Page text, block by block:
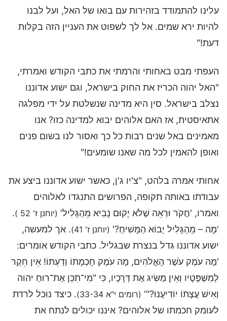
עלינו להתמודד בזהירות עם בואו של האל, ועל לבנו
להיות ירא שמים. אל לך לשפוט את העניין הזה בקלות
דעת!"
העפתי מבט באחותי והרמתי את כתבי הקודש ואמרתי,
"האל יהוה הכריז את החוק בישראל, וגם ישוע אדוננו
נצלב בישראל. סין היא מדינה שנשלטת על ידי מפלגה
אתאיסטית, אז האם אלוהים יבוא למדינה כזו? אנו
מאמינים באל שנים רבות כל כך ואסור לנו בשום פנים
ואופן להאמין לכל מה שאנו שומעים!"
אחותי אמרה בלהט, "צ'יו ג'ן, כאשר ישוע אדוננו ביצע את
עבודתו באותה תקופה, הפרושים התנגדו לאלוהים
ואמרו, 'חֲקֺר וּרְאֵה שֶׁלֹּא יָקוּם נָבִיא מֵהַגָּלִיל' (יוחנן ז' 52 )
.
'מָה – מֵהַגָּלִיל יָבוֹא הַמָּשִׁיחַ?' (יוחנן ז' 41)
. אך למעשה,
ישוע אדוננו גדל בנצרת שבגליל. כתבי הקודש אומרים:
'מָה עֺמֶק עֺשֶׁר הָאֱלֹהִים, מָה עֺמֶק חָכְמָתוֹ וְדַעְתּוֹ! אֵין חֵקֶר
לְמִשְׁפָּטָיו וְאֵין מַשִּׂיג אֶת דְּרָכָיו, כִּי "מִי־תִכֵּן אֶת־רוּחַ יהוה
וְאִישׁ עֲצָתוֹ יוֹדִיעֶנּוּ?"' (רומים י"א 33-34)
. כיצד נוכל לרדת
לעומק חכמתו של אלוהים? איננו יכולים לנתח את